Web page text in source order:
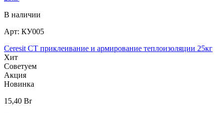
В наличии
Арт: КУ005
Ceresit CT приклеивание и армирование теплоизоляции 25кг
Хит
Советуем
Акция
Новинка
15,40 Br